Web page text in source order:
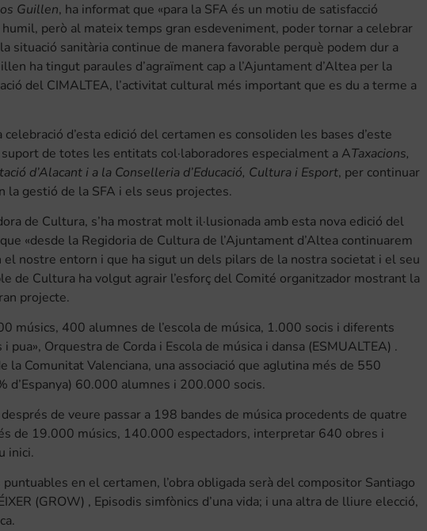
Guillen, ha informat que «para la SFA és un motiu de satisfacció
però al mateix temps gran esdeveniment, poder tornar a celebrar
situació sanitària continue de manera favorable perquè podem dur a
ha tingut paraules d’agraïment cap a l’Ajuntament d’Altea per la
del CIMALTEA, l’activitat cultural més important que es du a terme a
d’esta edició del certamen es consoliden les bases d’este
de totes les entitats col·laboradores especialment a ATaxacions,
d’Alacant i a la Conselleria d’Educació, Cultura i Esport, per continuar
la gestió de la SFA i els seus projectes.
de Cultura, s’ha mostrat molt il·lusionada amb esta nova edició del
«desde la Regidoria de Cultura de l’Ajuntament d’Altea continuarem
nostre entorn i que ha sigut un dels pilars de la nostra societat i el seu
de Cultura ha volgut agrair l’esforç del Comité organitzador mostrant la
projecte.
músics, 400 alumnes de l’escola de música, 1.000 socis i diferents
pua», Orquestra de Corda i Escola de música i dansa (ESMUALTEA) .
la Comunitat Valenciana, una associació que aglutina més de 550
60.000 alumnes i 200.000 socis.
de veure passar a 198 bandes de música procedents de quatre
de 19.000 músics, 140.000 espectadors, interpretar 640 obres i
inici.
en el certamen, l’obra obligada serà del compositor Santiago
(GROW) , Episodis simfònics d’una vida; i una altra de lliure elecció,